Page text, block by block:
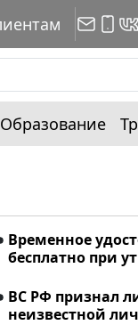
Образование
Временное
бесплатно при
ВС РФ признал
неизвестной